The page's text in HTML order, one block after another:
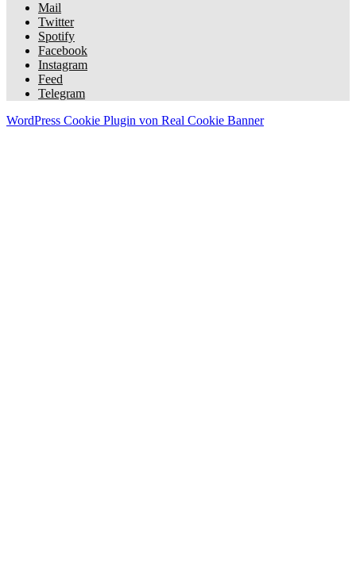
Mail
Twitter
Spotify
Facebook
Instagram
Feed
Telegram
WordPress Cookie Plugin von Real Cookie Banner